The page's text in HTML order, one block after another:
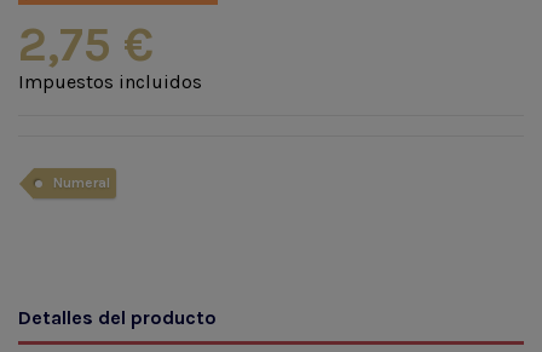
2,75 €
Impuestos incluidos
Numeral
Detalles del producto